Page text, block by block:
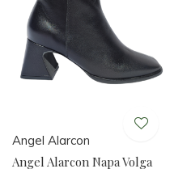
Angel Alarcon
Angel Alarcon Napa Volga